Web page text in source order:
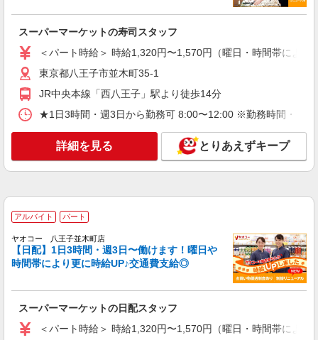
ヤオコー 八王子並木町店
スーパーマーケットの店内スタッフ
＜パート時給＞ 時給1,320円〜1,570円（曜
日・時間帯による） 9時迄：時給1420円〜 9時以
降：時給1320円〜 16時以降：時給1470円〜 ★土
曜＋100円 ★日・祝＋100円 ※アルバイトさんの
時給や募集内容はお問い合わせください
東京都八王子市並木町35-1
キープ 詳細を見る
パート
スーパーマーケットの青果スタッフ
時給や募集内容はお問い合わせください
キープ 詳細を見る
閉店業務（高校生不可）
時給1495円〜 ※時間・曜日による 時給1495
スーパーマーケットの寿司スタッフ
＜パート時給＞ 時給1,320円〜1,570円（曜日・時間帯によ
東京都八王子市並木町35-1
JR中央本線「西八王子」駅より徒歩14分
★1日3時間・週3日から勤務可 8:00〜12:00 ※勤務時間・日
詳細を見る とりあえずキープ
アルバイト パート
ヤオコー 八王子並木町店
【日配】1日3時間・週3日〜働けます！曜日や
時間帯により更に時給UP♪交通費支給◎
スーパーマーケットの日配スタッフ
＜パート時給＞ 時給1,320円〜1,570円（曜日・時間帯によ